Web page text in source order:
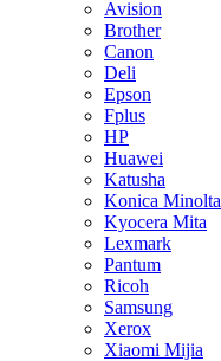
Avision
Brother
Canon
Deli
Epson
Fplus
HP
Huawei
Katusha
Konica Minolta
Kyocera Mita
Lexmark
Pantum
Ricoh
Samsung
Xerox
Xiaomi Mijia